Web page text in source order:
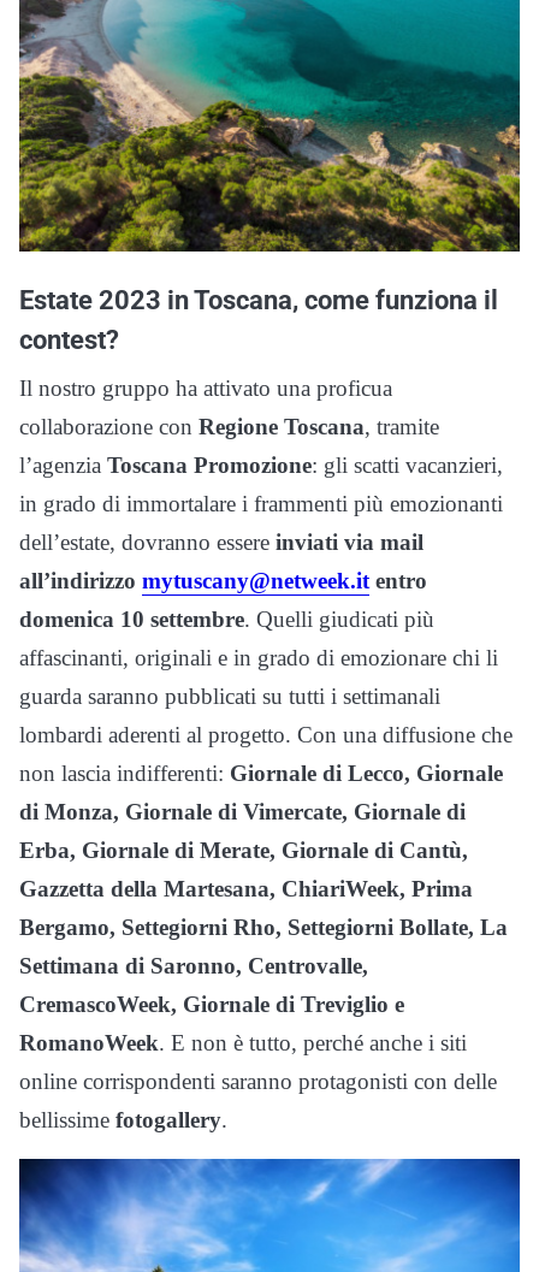
Estate 2023 in Toscana, come funziona il
contest?
Il nostro gruppo ha attivato una proficua
collaborazione con Regione Toscana, tramite
l’agenzia Toscana Promozione: gli scatti vacanzieri,
in grado di immortalare i frammenti più emozionanti
dell’estate, dovranno essere inviati via mail
all’indirizzo mytuscany@netweek.it entro
domenica 10 settembre. Quelli giudicati più
affascinanti, originali e in grado di emozionare chi li
guarda saranno pubblicati su tutti i settimanali
lombardi aderenti al progetto. Con una diffusione che
non lascia indifferenti: Giornale di Lecco, Giornale
di Monza, Giornale di Vimercate, Giornale di
Erba, Giornale di Merate, Giornale di Cantù,
Gazzetta della Martesana, ChiariWeek, Prima
Bergamo, Settegiorni Rho, Settegiorni Bollate, La
Settimana di Saronno, Centrovalle,
CremascoWeek, Giornale di Treviglio e
RomanoWeek. E non è tutto, perché anche i siti
online corrispondenti saranno protagonisti con delle
bellissime fotogallery.